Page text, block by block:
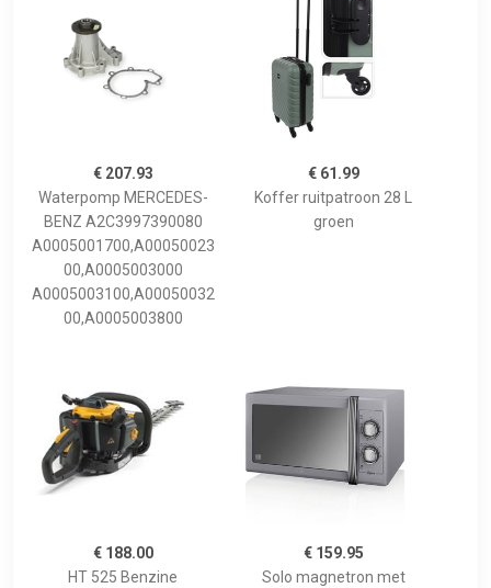
€ 207.93
Waterpomp MERCEDES-
BENZ A2C3997390080
A0005001700,A00050023
00,A0005003000
A0005003100,A00050032
00,A0005003800
€ 61.99
Koffer ruitpatroon 28 L
groen
€ 188.00
HT 525 Benzine
€ 159.95
Solo magnetron met